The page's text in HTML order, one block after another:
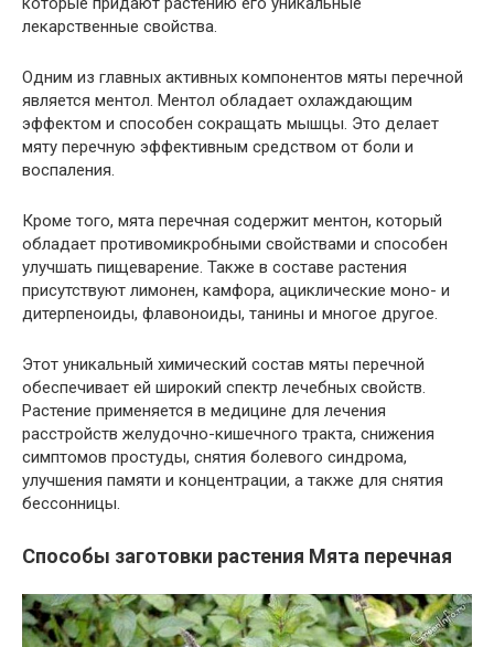
лекарственные свойства.
Одним из главных активных компонентов мяты перечной
является ментол. Ментол обладает охлаждающим
эффектом и способен сокращать мышцы. Это делает
мяту перечную эффективным средством от боли и
воспаления.
Кроме того, мята перечная содержит ментон, который
обладает противомикробными свойствами и способен
улучшать пищеварение. Также в составе растения
присутствуют лимонен, камфора, ациклические моно- и
дитерпеноиды, флавоноиды, танины и многое другое.
Этот уникальный химический состав мяты перечной
обеспечивает ей широкий спектр лечебных свойств.
Растение применяется в медицине для лечения
расстройств желудочно-кишечного тракта, снижения
симптомов простуды, снятия болевого синдрома,
улучшения памяти и концентрации, а также для снятия
бессонницы.
Способы заготовки растения Мята перечная